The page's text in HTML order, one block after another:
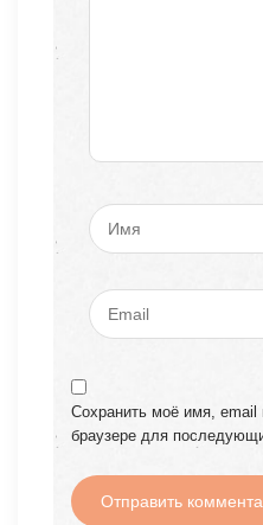
Сохранить моё имя, email
браузере для